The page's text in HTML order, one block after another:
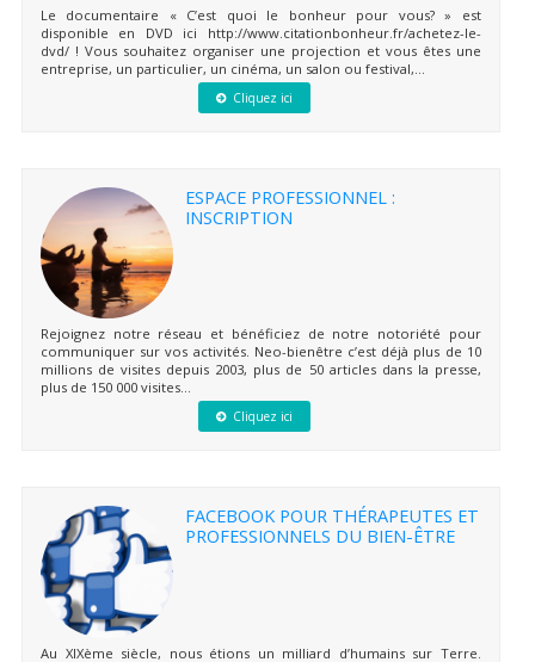
Le documentaire « C’est quoi le bonheur pour vous? » est
disponible en DVD ici http://www.citationbonheur.fr/achetez-le-
dvd/ ! Vous souhaitez organiser une projection et vous êtes une
entreprise, un particulier, un cinéma, un salon ou festival,...
Cliquez ici
ESPACE PROFESSIONNEL :
INSCRIPTION
Rejoignez notre réseau et bénéficiez de notre notoriété pour
communiquer sur vos activités. Neo-bienêtre c’est déjà plus de 10
millions de visites depuis 2003, plus de 50 articles dans la presse,
plus de 150 000 visites...
Cliquez ici
FACEBOOK POUR THÉRAPEUTES ET
PROFESSIONNELS DU BIEN-ÊTRE
Au XIXème siècle, nous étions un milliard d’humains sur Terre.